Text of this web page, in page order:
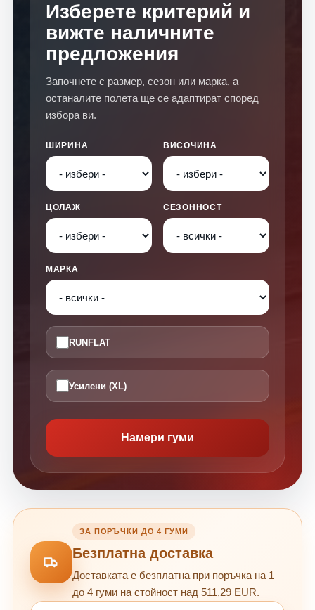
Изберете критерий и
вижте наличните
предложения
Започнете с размер, сезон или марка, а
останалите полета ще се адаптират според
избора ви.
ШИРИНА ВИСОЧИНА
ЦОЛАЖ СЕЗОННОСТ
МАРКА
RUNFLAT
Усилени (XL)
Намери гуми
ЗА ПОРЪЧКИ ДО 4 ГУМИ
Безплатна доставка
Доставката е безплатна при поръчка на 1
до 4 гуми на стойност над 511,29 EUR.